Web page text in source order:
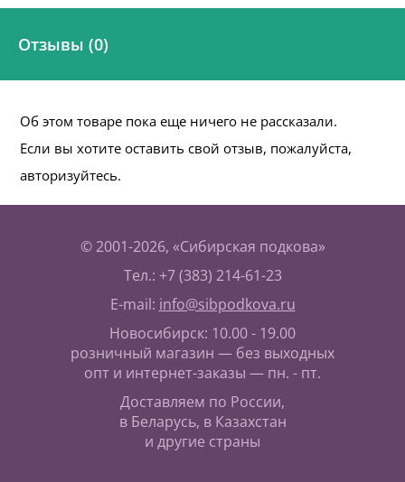
Отзывы (0)
Об этом товаре пока еще ничего не рассказали.
Если вы хотите оставить свой отзыв, пожалуйста,
авторизуйтесь.
© 2001-2026, «Сибирская подкова»
Тел.: +7 (383) 214-61-23
E-mail: info@sibpodkova.ru
Новосибирск: 10.00 - 19.00
розничный магазин — без выходных
опт и интернет-заказы — пн. - пт.
Доставляем по России,
в Беларусь, в Казахстан
и другие страны